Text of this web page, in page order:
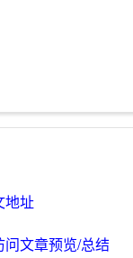
地址
问文章预览/总结